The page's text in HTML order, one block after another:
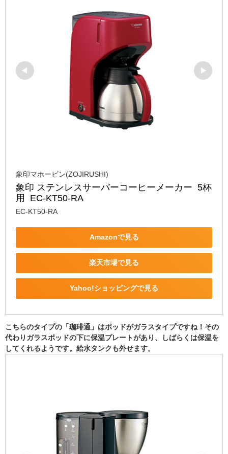
象印マホービン(ZOJIRUSHI)
象印 ステンレスサーバーコーヒーメーカー  5杯
用  EC-KT50-RA
EC-KT50-RA
Amazonで見る
楽天市場で見る
Yahoo!ショッピングで見る
こちらのタイプの「珈琲通」はポッドがガラスタイプですね！その
代わりガラスポッドの下に保温プレートがあり、しばらくは保温を
してくれるようです。給水タンクも外せます。